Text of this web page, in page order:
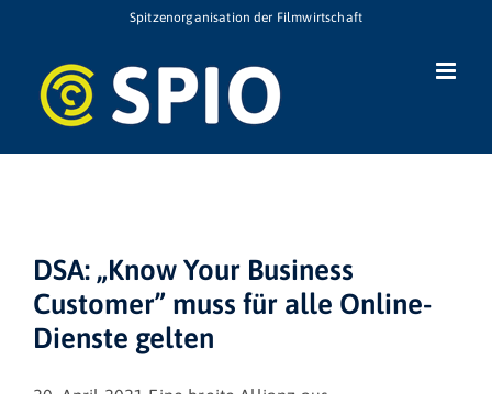
springen
Spitzenorganisation der Filmwirtschaft
DSA: „Know Your Business
Customer” muss für alle Online-
Dienste gelten